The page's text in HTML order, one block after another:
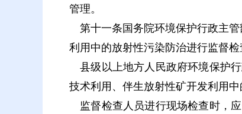
管理。
第十一条国务院环境保护行政主管
利用中的放射性污染防治进行监督检
县级以上地方人民政府环境保护
技术利用、伴生放射性矿开发利用
监督检查人员进行现场检查时，